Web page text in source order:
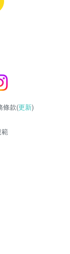
條款(更新)